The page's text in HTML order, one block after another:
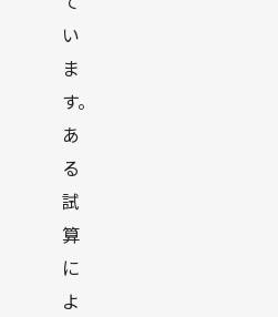
い
ま
す。
あ
る
試
算
に
よ